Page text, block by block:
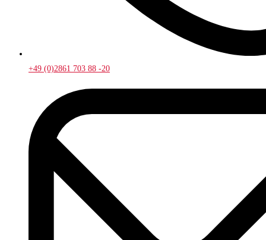
+49 (0)2861 703 88 -20